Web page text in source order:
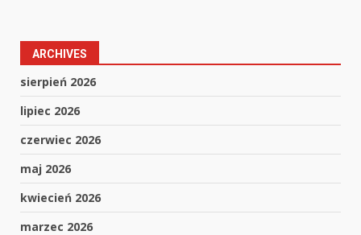
ARCHIVES
sierpień 2026
lipiec 2026
czerwiec 2026
maj 2026
kwiecień 2026
marzec 2026